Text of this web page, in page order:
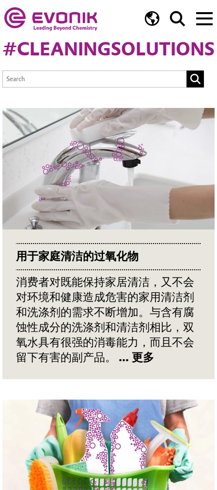
#CLEANINGSOLUTIONS
用于家庭清洁的过氧化物
消费者对既能保持家居清洁，又不会
对环境和健康造成危害的家用清洁剂
和洗涤剂的需求不断增加。与含有腐
蚀性成分的洗涤剂和清洁剂相比，双
氧水具有很强的消毒能力，而且不会
留下有害的副产品。
... 更多